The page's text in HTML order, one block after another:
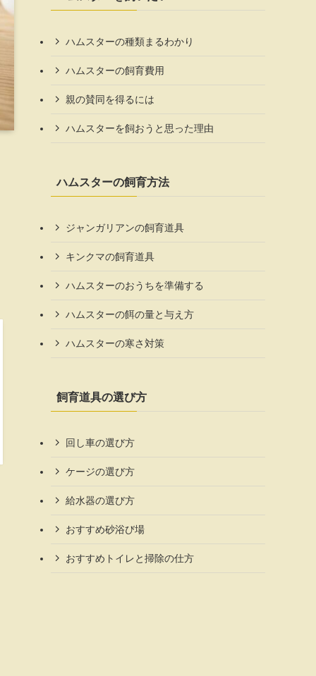
ハムスターの種類まるわかり
ハムスターの飼育費用
親の賛同を得るには
ハムスターを飼おうと思った理由
ハムスターの飼育方法
ジャンガリアンの飼育道具
キンクマの飼育道具
ハムスターのおうちを準備する
ハムスターの餌の量と与え方
ハムスターの寒さ対策
飼育道具の選び方
回し車の選び方
ケージの選び方
給水器の選び方
おすすめ砂浴び場
おすすめトイレと掃除の仕方